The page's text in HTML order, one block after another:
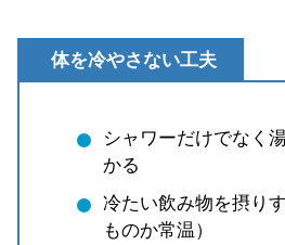
体を冷やさない工夫
シャワーだけでなく
かる
冷たい飲み物を摂り
ものか常温）